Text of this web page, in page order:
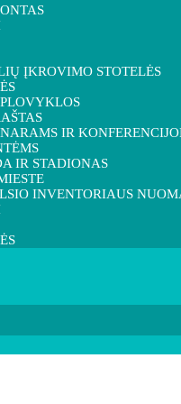
ĮKROVIMO STOTELĖS
IR
IR STADIONAS
INVENTORIAUS